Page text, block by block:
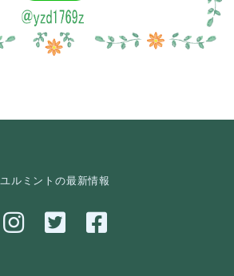
ユルミントの最新情報